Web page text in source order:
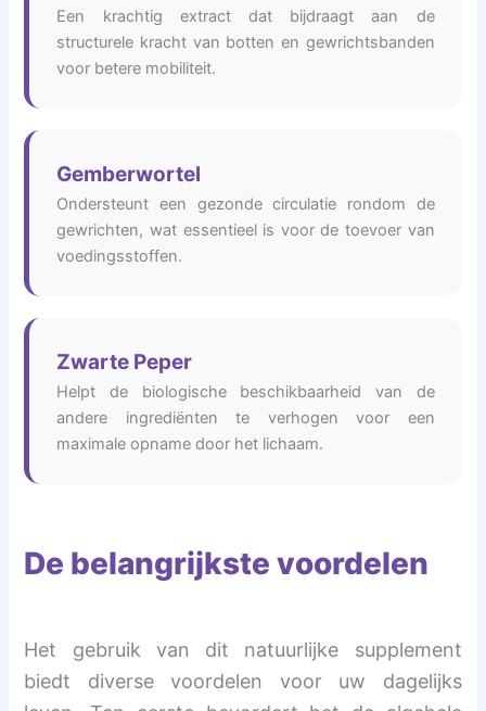
Een krachtig extract dat bijdraagt aan de
structurele kracht van botten en gewrichtsbanden
voor betere mobiliteit.
Gemberwortel
Ondersteunt een gezonde circulatie rondom de
gewrichten, wat essentieel is voor de toevoer van
voedingsstoffen.
Zwarte Peper
Helpt de biologische beschikbaarheid van de
andere ingrediënten te verhogen voor een
maximale opname door het lichaam.
De belangrijkste voordelen
Het gebruik van dit natuurlijke supplement
biedt diverse voordelen voor uw dagelijks